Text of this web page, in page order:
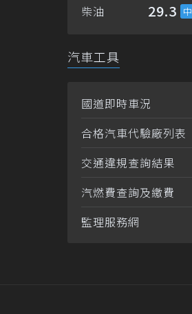
柴油 29.3
汽車工具
國道即時車況
合格汽車代驗廠列表
交通違規查詢結果
汽燃費查詢及繳費
監理服務網